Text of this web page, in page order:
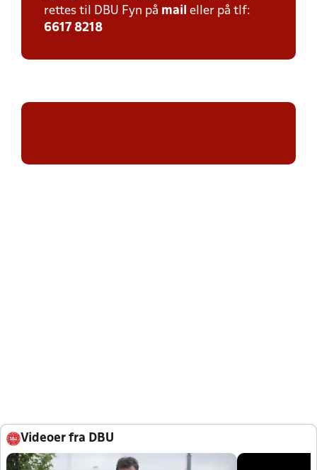
rettes til DBU Fyn på mail eller på tlf:
6617 8218
Videoer fra DBU